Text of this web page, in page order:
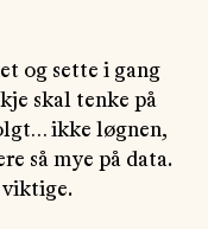
og sette i gang
skal tenke på
ikke løgnen,
så mye på data.
viktige.